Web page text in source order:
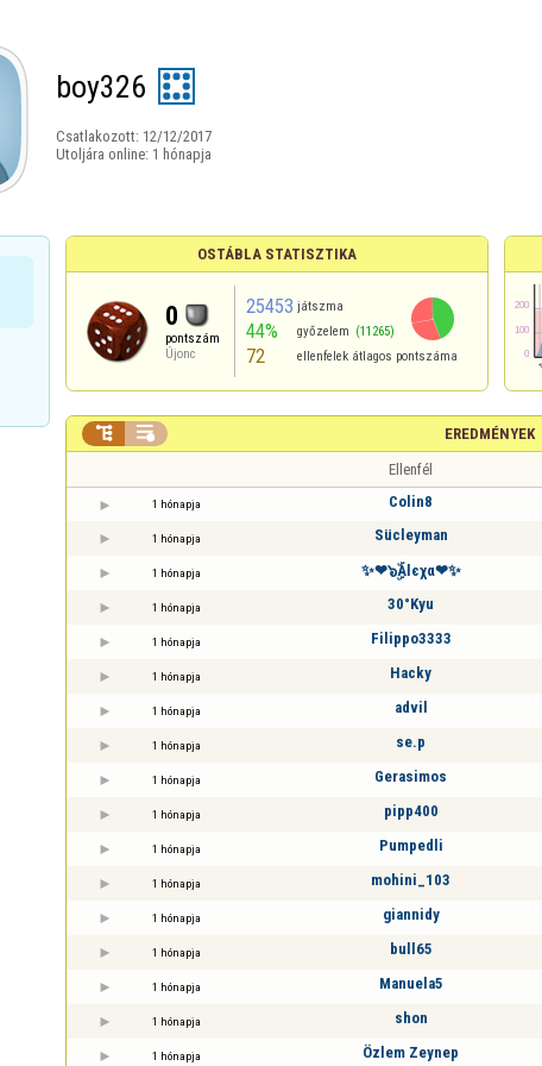
boy326
Csatlakozott: 12/12/2017
Utoljára online: 1 hónapja
OSTÁBLA STATISZTIKA
0
pontszám
Újonc
25453 játszma
44% győzelem (11265)
72 ellenfelek átlagos pontszáma
EREDMÉNYEK
 
Ellenfél
1 hónapja Colin8
1 hónapja Sücleyman
1 hónapja ✨❤๖ۣۜAƖєχα❤✨
1 hónapja 30°Kyu
1 hónapja Filippo3333
1 hónapja Hacky
1 hónapja advil
1 hónapja se.p
1 hónapja Gerasimos
1 hónapja pipp400
1 hónapja Pumpedli
1 hónapja mohini_103
1 hónapja giannidy
1 hónapja bull65
1 hónapja Manuela5
1 hónapja shon
1 hónapja Özlem Zeynep